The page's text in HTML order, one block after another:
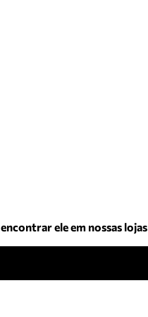
encontrar ele em nossas lojas